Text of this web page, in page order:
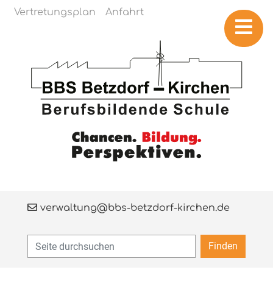
Navigation überspringen
Vertretungsplan Anfahrt
verwaltung@bbs-betzdorf-kirchen.de
Finden